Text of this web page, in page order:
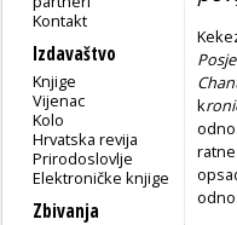
Kontakt
Izdavaštvo
Knjige
Vijenac
Kolo
Hrvatska revija
Prirodoslovlje
Elektroničke knjige
Zbivanja
k